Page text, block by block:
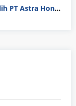
Gaji Operator Produksi 2026: Pilih PT Astra Honda Motor (AHM) atau Manufaktur di Jepang?